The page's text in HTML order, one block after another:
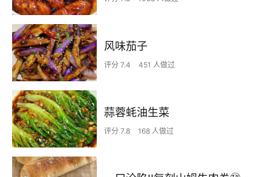
风味茄子
评分 7.4 451 人做过
蒜蓉蚝油生菜
评分 7.8 168 人做过